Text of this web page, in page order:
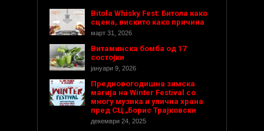
Bitola Whisky Fest: Битола како
сцена, вискито како причина
март 31, 2026
Витаминска бомба од 17
состојки
јануари 9, 2026
Предновогодишнa зимска
магија на Winter Festival со
многу музика и улична храна
пред СЦ „Борис Трајковски
декември 24, 2025